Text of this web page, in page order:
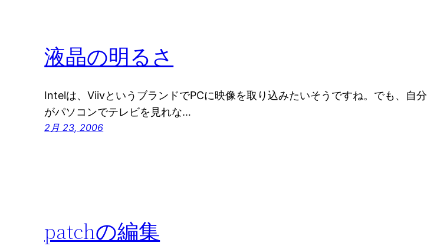
液晶の明るさ
Intelは、ViivというブランドでPCに映像を取り込みたいそうですね。でも、自分
がパソコンでテレビを見れな…
2月 23, 2006
patchの編集